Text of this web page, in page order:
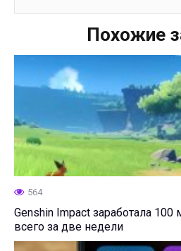
Похожие
564
Genshin Impact заработала
всего за две недели